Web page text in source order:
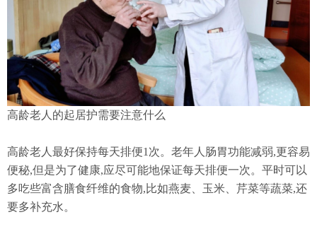
高龄老人的起居护需要注意什么
高龄老人最好保持每天排便1次。老年人肠胃功能减弱,更容易
便秘,但是为了健康,应尽可能地保证每天排便一次。平时可以
多吃些富含膳食纤维的食物,比如燕麦、玉米、芹菜等蔬菜,还
要多补充水。